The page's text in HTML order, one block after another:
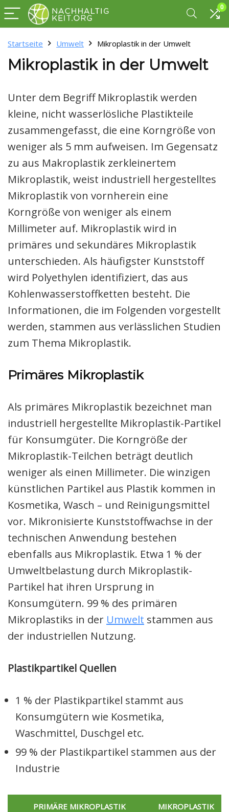
0
Startseite Umwelt Mikroplastik in der Umwelt
Mikroplastik in der Umwelt
Unter dem Begriff Mikroplastik werden
kleine, nicht wasserlösliche Plastikteile
zusammengefasst, die eine Korngröße von
weniger als 5 mm aufweisen. Im Gegensatz
zu aus Makroplastik zerkleinertem
Mikroplastik, weist industriell hergestelltes
Mikroplastik von vornherein eine
Korngröße von weniger als einem
Millimeter auf. Mikroplastik wird in
primäres und sekundäres Mikroplastik
unterschieden. Als häufigster Kunststoff
wird Polyethylen identifiziert, das aus
Kohlenwasserstoffketten besteht. Die
Informationen, die im Folgenden vorgestellt
werden, stammen aus verlässlichen Studien
zum Thema Mikroplastik.
Primäres Mikroplastik
Als primäres Mikroplastik bezeichnet man
industriell hergestellte Mikroplastik-Partikel
für Konsumgüter. Die Korngröße der
Mikroplastik-Teilchen beträgt deutlich
weniger als einen Millimeter. Die winzigen
künstlichen Partikel aus Plastik kommen in
Kosmetika, Wasch – und Reinigungsmittel
vor. Mikronisierte Kunststoffwachse in der
technischen Anwendung bestehen
ebenfalls aus Mikroplastik. Etwa 1 % der
Umweltbelastung durch Mikroplastik-
Partikel hat ihren Ursprung in
Konsumgütern. 99 % des primären
Mikroplastiks in der Umwelt stammen aus
der industriellen Nutzung.
Plastikpartikel Quellen
1 % der Plastikpartikel stammt aus
Konsumgütern wie Kosmetika,
Waschmittel, Duschgel etc.
99 % der Plastikpartikel stammen aus der
Industrie
PRIMÄRE MIKROPLASTIK
MIKROPLASTIK